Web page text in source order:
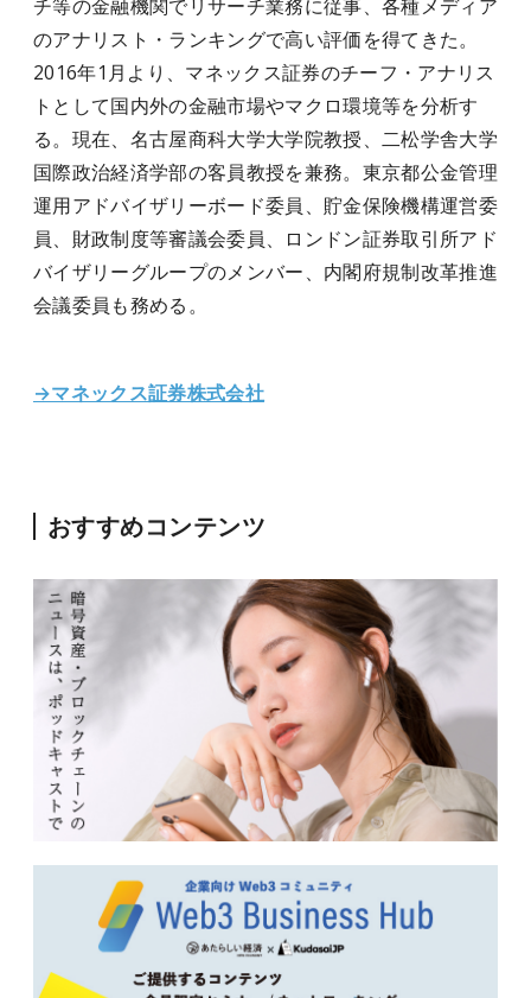
チ等の金融機関でリサーチ業務に従事、各種メディア
のアナリスト・ランキングで高い評価を得てきた。
2016年1月より、マネックス証券のチーフ・アナリス
トとして国内外の金融市場やマクロ環境等を分析す
る。現在、名古屋商科大学大学院教授、二松学舎大学
国際政治経済学部の客員教授を兼務。東京都公金管理
運用アドバイザリーボード委員、貯金保険機構運営委
員、財政制度等審議会委員、ロンドン証券取引所アド
バイザリーグループのメンバー、内閣府規制改革推進
会議委員も務める。
→マネックス証券株式会社
おすすめコンテンツ